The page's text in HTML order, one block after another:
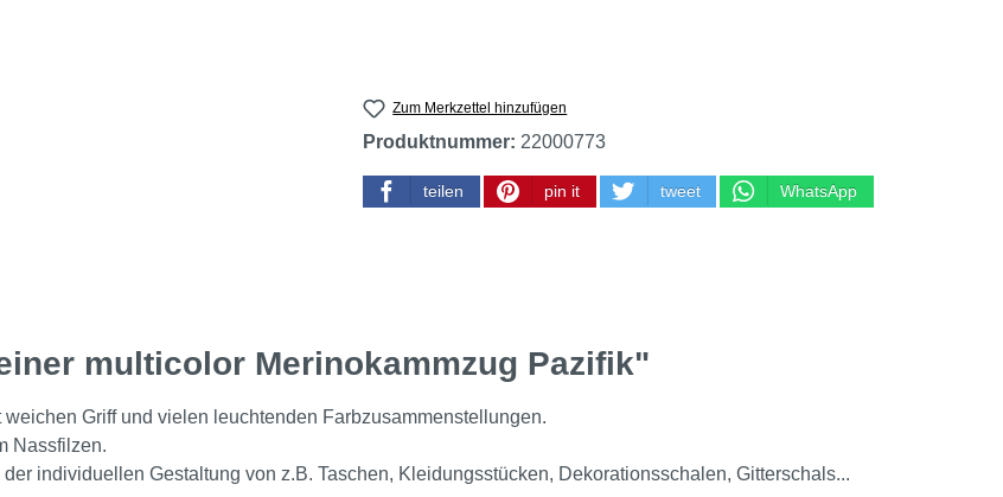
Zum Merkzettel hinzufügen
Produktnummer: 22000773
teilen pin it tweet WhatsApp
multicolor Merinokammzug Pazifik"
Griff und vielen leuchtenden Farbzusammenstellungen.
Nassfilzen.
individuellen Gestaltung von z.B. Taschen, Kleidungsstücken, Dekorationsschalen, Gitterschals...